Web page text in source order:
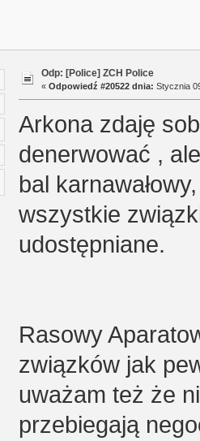
Odp: [Police] ZCH Police
« Odpowiedź #20522 dnia: Stycznia
Arkona zdaję
denerwować ,
bal
wszystkie
udostępniane.
Rasowy
związków jak
uważam też że
przebiegają